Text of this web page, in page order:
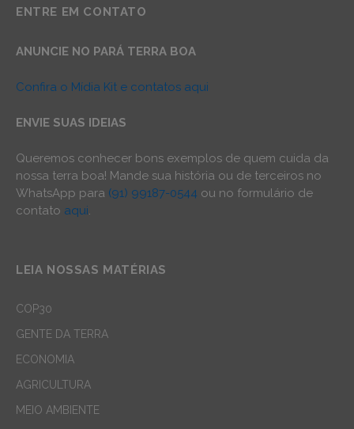
ENTRE EM CONTATO
ANUNCIE NO PARÁ TERRA BOA
Confira o Mídia Kit e contatos aqui
ENVIE SUAS IDEIAS
Queremos conhecer bons exemplos de quem cuida da
nossa terra boa! Mande sua história ou de terceiros no
WhatsApp para (91) 99187-0544 ou no formulário de
contato aqui.
LEIA NOSSAS MATÉRIAS
COP30
GENTE DA TERRA
ECONOMIA
AGRICULTURA
MEIO AMBIENTE